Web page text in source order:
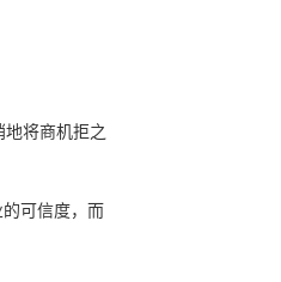
将商机拒之
可信度，而